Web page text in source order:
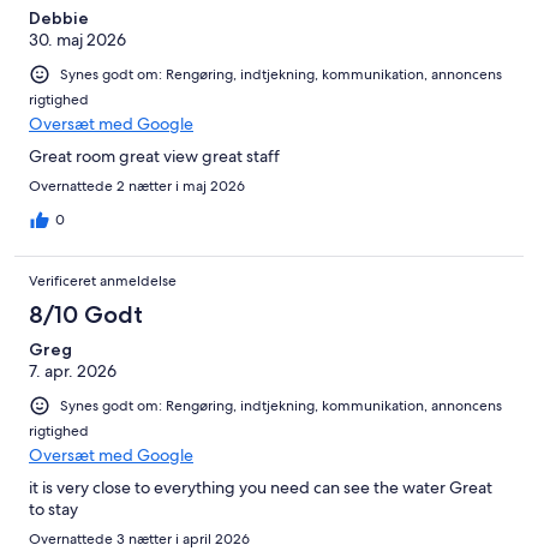
Debbie
30. maj 2026
Synes godt om: Rengøring, indtjekning, kommunikation, annoncens
rigtighed
Oversæt med Google
Great room great view great staff
Overnattede 2 nætter i maj 2026
0
Verificeret anmeldelse
8/10 Godt
Greg
7. apr. 2026
Synes godt om: Rengøring, indtjekning, kommunikation, annoncens
rigtighed
Oversæt med Google
it is very close to everything you need can see the water Great
to stay
Overnattede 3 nætter i april 2026